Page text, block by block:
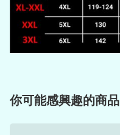
你可能感興趣的商品